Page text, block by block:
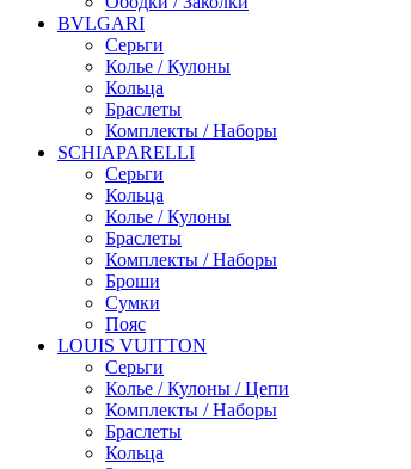
BVLGARI
Серьги
Колье / Кулоны
Кольца
Браслеты
Комплекты / Наборы
SCHIAPARELLI
Серьги
Кольца
Колье / Кулоны
Браслеты
Комплекты / Наборы
Броши
Сумки
Пояс
LOUIS VUITTON
Серьги
Колье / Кулоны / Цепи
Комплекты / Наборы
Браслеты
Кольца